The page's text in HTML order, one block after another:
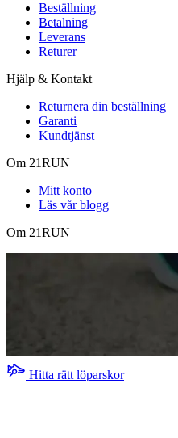
Beställning
Betalning
Leverans
Returer
Hjälp & Kontakt
Returnera din beställning
Garanti
Kundtjänst
Om 21RUN
Mitt konto
Läs vår blogg
Om 21RUN
Hitta rätt löparskor